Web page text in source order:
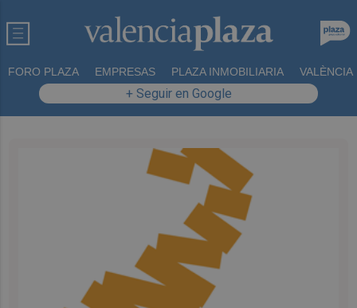
FORO PLAZA EMPRESAS PLAZA INMOBILIARIA VALÈNCIA
+ Seguir en Google